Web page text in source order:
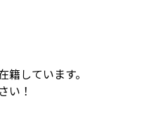
しています。
い！